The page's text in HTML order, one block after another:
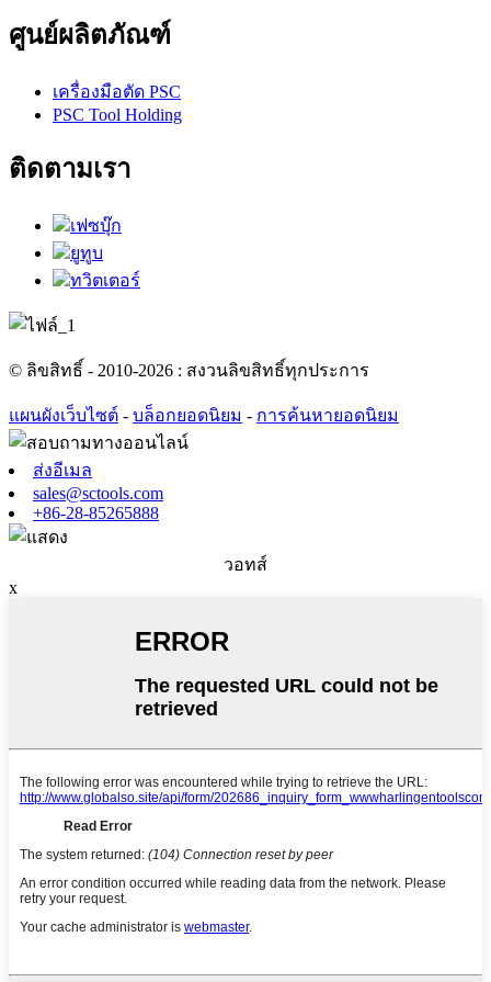
ศูนย์ผลิตภัณฑ์
เครื่องมือตัด PSC
PSC Tool Holding
ติดตามเรา
เฟซบุ๊ก
ยูทูบ
ทวิตเตอร์
© ลิขสิทธิ์ - 2010-2026 : สงวนลิขสิทธิ์ทุกประการ
แผนผังเว็บไซต์ - บล็อกยอดนิยม - การค้นหายอดนิยม
ส่งอีเมล
sales@sctools.com
+86-28-85265888
วอทส์
x